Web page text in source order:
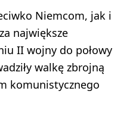
Niemcom, jak i
największe
II wojny do połowy
walkę zbrojną
komunistycznego